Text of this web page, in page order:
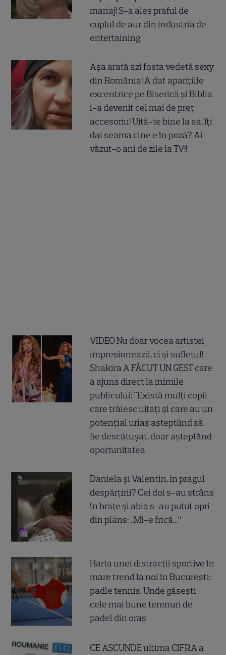
mariaj! S-a ales praful de
cuplul de aur din industria de
entertaining
Așa arată azi fosta vedetă sexy
din România! A dat aparițiile
excentrice pe Biserică și Biblia
i-a devenit cel mai de preț
accesoriu! Uită-te bine la ea, îți
dai seama cine e în poză? Ai
văzut-o ani de zile la TV!!
VIDEO Nu doar vocea artistei
impresionează, ci și sufletul!
Shakira A FĂCUT UN GEST care
a ajuns direct la inimile
publicului: "Există mulți copii
care trăiesc uitați și care au un
potențial uriaș așteptând să
fie descătușat, doar așteptând
oportunitatea
Daniela și Valentin, în pragul
despărțirii? Cei doi s-au strâns
în brațe și abia s-au putut opri
din plâns: „Mi-e frică...”
Harta unei distracții sportive în
mare trend la noi în București:
padle tennis. Unde găsești
cele mai bune terenuri de
padel din oraș
CE ASCUNDE ultima CIFRA a